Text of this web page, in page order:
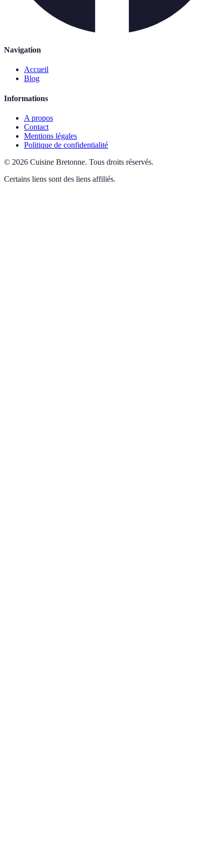
Navigation
Accueil
Blog
Informations
A propos
Contact
Mentions légales
Politique de confidentialité
© 2026 Cuisine Bretonne. Tous droits réservés.
Certains liens sont des liens affiliés.